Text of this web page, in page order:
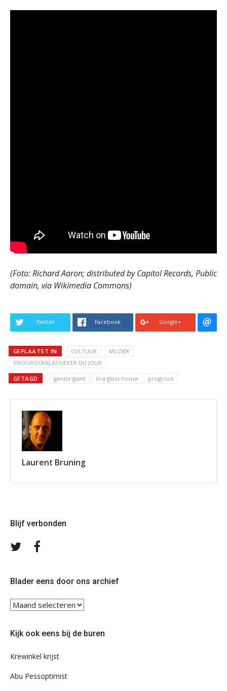
(Foto: Richard Aaron; distributed by Capitol Records, Public
domain, via Wikimedia Commons)
Twitter Facebook Google+
GEPLAATST IN CULTUUR
MUZIEK
PROGROCKKLASSIEKER DU JOUR
GETAGD gentle giant in a glass house progrock
Laurent Bruning
Blijf verbonden
Volg
Blader eens door ons archief
Blader
eens
ons
Kijk ook eens bij de buren
Krewinkel krijst
Abu Pessoptimist